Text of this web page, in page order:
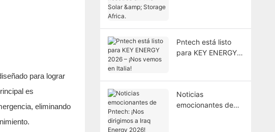
para lograr
es
eliminando
Pntech está listo
para KEY ENERGY
Noticias
emocionantes de